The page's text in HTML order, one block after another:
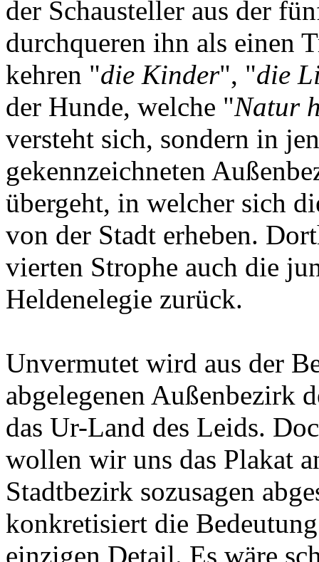
der Schausteller aus der
durchqueren ihn als einen
kehren "die Kinder", "die
der Hunde, welche "Natur
versteht sich, sondern in
gekennzeichneten
übergeht, in welcher sich
von der Stadt erheben.
vierten Strophe auch die
Heldenelegie zurück.
Unvermutet wird aus der
abgelegenen Außenbezirk
das Ur-Land des Leids.
wollen wir uns das Plakat
Stadtbezirk sozusagen
konkretisiert die
einzigen Detail. Es wäre